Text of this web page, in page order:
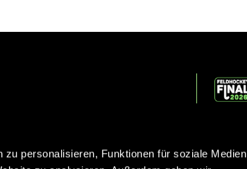
personalisieren, Funktionen für soziale Medien